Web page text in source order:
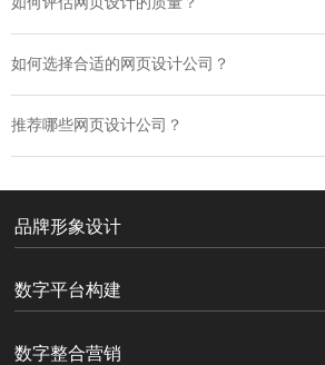
如何选择合适的网页设计公司？
推荐哪些网页设计公司？
品牌形象设计
数字平台构建
数字整合营销